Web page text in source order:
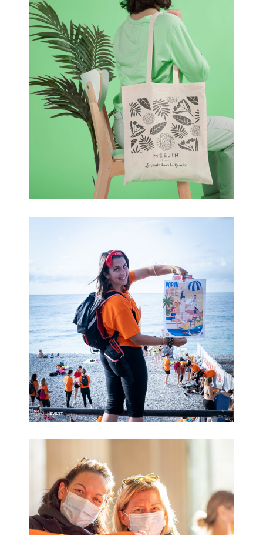
Meejin
Pop In Nice